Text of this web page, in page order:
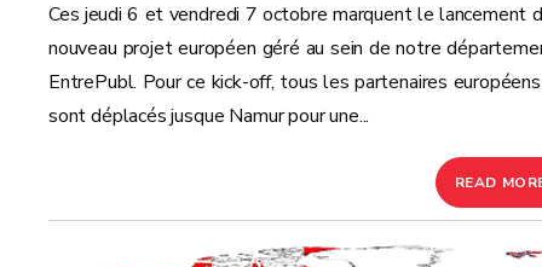
Ces jeudi 6 et vendredi 7 octobre marquent le lancement
nouveau projet européen géré au sein de notre
EntrePubl. Pour ce kick-off, tous les partenaires
sont déplacés jusque Namur pour une...
READ